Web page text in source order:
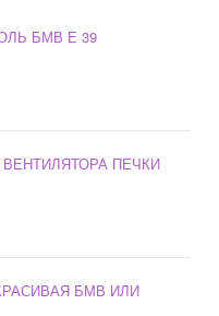
БМВ Е 39
ПЕЧКИ
БМВ ИЛИ